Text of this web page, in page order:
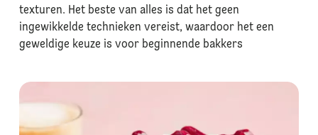
texturen. Het beste van alles is dat het geen
ingewikkelde technieken vereist, waardoor het een
geweldige keuze is voor beginnende bakkers